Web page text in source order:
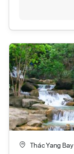
Thác Yang Bay